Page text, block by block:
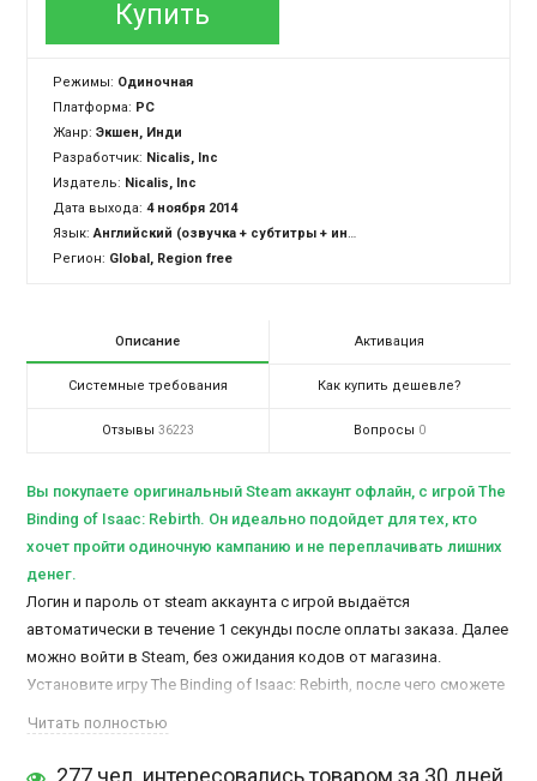
Купить
Режимы: Одиночная
Платформа: PC
Жанр:Экшен, Инди
Разработчик: Nicalis, Inc
Издатель: Nicalis, Inc
Дата выхода: 4 ноября 2014
Язык:Английский (озвучка + субтитры + интерфейс)
Регион: Global, Region free
Описание Активация
Системные требования Как купить дешевле?
Отзывы 36223 Вопросы 0
Вы покупаете оригинальный Steam аккаунт офлайн, c игрой The
Binding of Isaac: Rebirth. Он идеально подойдет для тех, кто
хочет пройти одиночную кампанию и не переплачивать лишних
денег.
Логин и пароль от steam аккаунта с игрой выдаётся
автоматически в течение 1 секунды после оплаты заказа. Далее
можно войти в Steam, без ожидания кодов от магазина.
Установите игру The Binding of Isaac: Rebirth, после чего сможете
Доступ к аккаунту остается у Вас навсегда. Время игры не
ограничено.
Читать полностью
277 чел. интересовались товаром за 30 дней